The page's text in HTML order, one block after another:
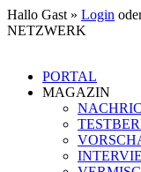
Hallo Gast » Login
NETZWERK
PORTAL
MAGAZIN